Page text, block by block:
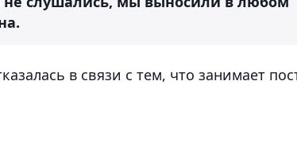
в связи с тем, что занимает